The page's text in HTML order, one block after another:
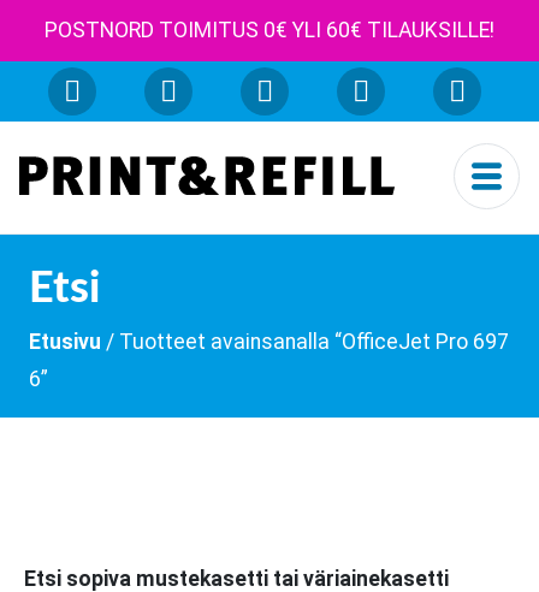
POSTNORD TOIMITUS 0€ YLI 60€ TILAUKSILLE!
Etsi
Etusivu / Tuotteet avainsanalla “OfficeJet Pro 697
6”
Etsi sopiva mustekasetti tai väriainekasetti